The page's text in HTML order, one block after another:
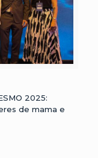
2025:
de mama e